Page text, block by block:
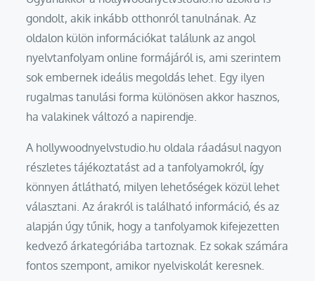
gondolt, akik inkább otthonról tanulnának. Az
oldalon külön információkat találunk az angol
nyelvtanfolyam online formájáról is, ami szerintem
sok embernek ideális megoldás lehet. Egy ilyen
rugalmas tanulási forma különösen akkor hasznos,
ha valakinek változó a napirendje.
A hollywoodnyelvstudio.hu oldala ráadásul nagyon
részletes tájékoztatást ad a tanfolyamokról, így
könnyen átlátható, milyen lehetőségek közül lehet
választani. Az árakról is található információ, és az
alapján úgy tűnik, hogy a tanfolyamok kifejezetten
kedvező árkategóriába tartoznak. Ez sokak számára
fontos szempont, amikor nyelviskolát keresnek.